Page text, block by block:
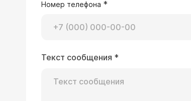
Номер телефона *
Текст сообщения *